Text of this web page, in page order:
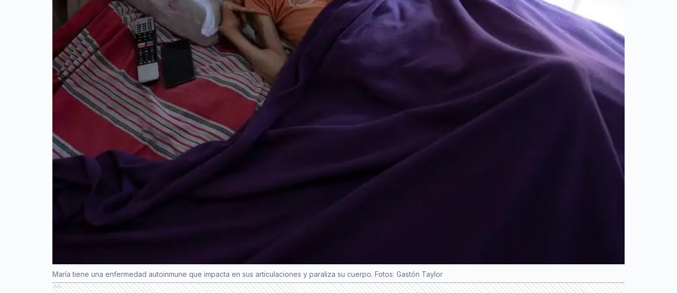
María tiene una enfermedad autoinmune que impacta en sus articulaciones y paraliza su cuerpo. Fotos: Gastón Taylor
Ads